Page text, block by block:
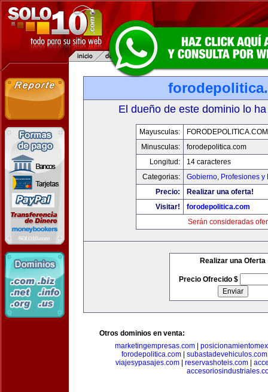
El dueño de este dominio lo
Mayusculas:
FORODEPOLITICA.COM
Minusculas:
forodepolitica.com
Longitud:
14 caracteres
Categorias:
Gobierno, Profesiones y
Precio:
Realizar una oferta!
Visitar!
forodepolitica.com
Serán consideradas
Realizar una Oferta
Precio Ofrecido $
Otros dominios en venta:
marketingempresas.com
forodepolitica.com| subastadevehiculos.com
viajesypasajes.com
reservashoteis.com